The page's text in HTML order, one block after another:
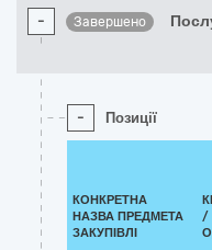
- Завершено
- Позиції
КОНКРЕТНА
НАЗВА ПРЕДМЕТА
ЗАКУПІВЛІ
/